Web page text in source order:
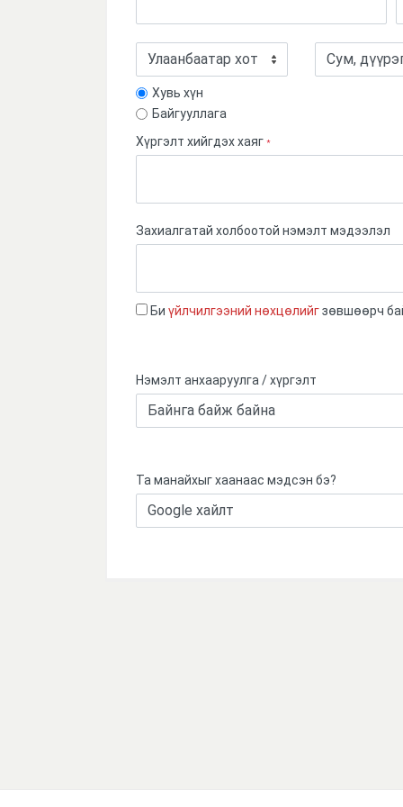
Дэлгэц
Дагалдах хэрэгсэл
Хувь хүн
Байгууллага
Хүргэлт хийгдэх хаяг *
Захиалгатай холбоотой нэмэлт мэдээлэл
Би үйлчилгээний нөхцөлийгзөвшөөрч
Нэмэлт анхааруулга / хүргэлт
Та манайхыг хаанаас мэдсэн бэ?